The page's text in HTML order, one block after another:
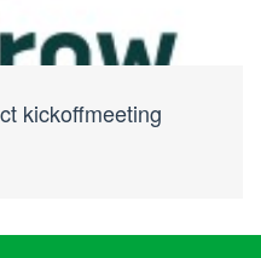
kickoffmeeting